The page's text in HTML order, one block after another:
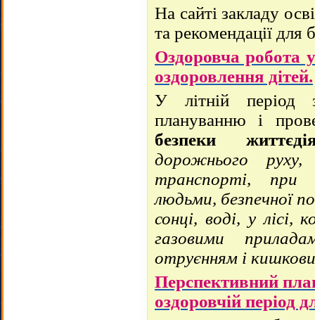
На сайті закладу
та рекомендації для
Оздоровча робота
оздоровлення дітей.
У літній період
плануванню і
безпеки
дорожнього
транспорті, при
людьми, безпечної
сонці, воді, у лісі,
газовими
отруєнням і
Перспективний
оздоровчій період